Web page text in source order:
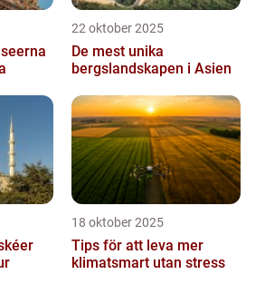
22 oktober 2025
De mest unika
bergslandskapen i Asien
18 oktober 2025
Tips för att leva mer
klimatsmart utan stress